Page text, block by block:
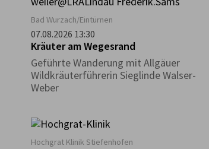
Bad Wurzach/Eintürnen
07.08.2026 13:30
Kräuter am Wegesrand
Geführte Wanderung mit Allgäuer
Wildkräuterführerin Sieglinde Walser-
Weber
Hochgrat Klinik Stiefenhofen